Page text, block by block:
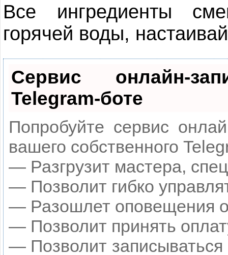
Все ингредиенты
горячей воды,
Сервис онлайн-
Telegram-боте
Попробуйте сервис
вашего собственного
— Разгрузит мастера,
— Позволит гибко
— Разошлет оповещения о
— Позволит принять
— Позволит